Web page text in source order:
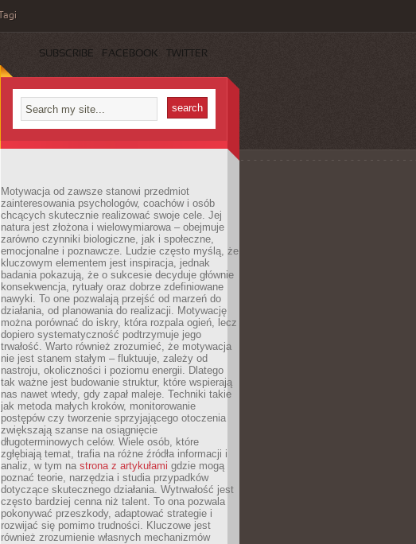
Tagi
SUBSCRIBE FACEBOOK TWITTER
Motywacja od zawsze stanowi przedmiot
zainteresowania psychologów, coachów i osób
chcących skutecznie realizować swoje cele. Jej
natura jest złożona i wielowymiarowa – obejmuje
zarówno czynniki biologiczne, jak i społeczne,
emocjonalne i poznawcze. Ludzie często myślą, że
kluczowym elementem jest inspiracja, jednak
badania pokazują, że o sukcesie decyduje głównie
konsekwencja, rytuały oraz dobrze zdefiniowane
nawyki. To one pozwalają przejść od marzeń do
działania, od planowania do realizacji. Motywację
można porównać do iskry, która rozpala ogień, lecz
dopiero systematyczność podtrzymuje jego
trwałość. Warto również zrozumieć, że motywacja
nie jest stanem stałym – fluktuuje, zależy od
nastroju, okoliczności i poziomu energii. Dlatego
tak ważne jest budowanie struktur, które wspierają
nas nawet wtedy, gdy zapał maleje. Techniki takie
jak metoda małych kroków, monitorowanie
postępów czy tworzenie sprzyjającego otoczenia
zwiększają szanse na osiągnięcie
długoterminowych celów. Wiele osób, które
zgłębiają temat, trafia na różne źródła informacji i
analiz, w tym na strona z artykułami gdzie mogą
poznać teorie, narzędzia i studia przypadków
dotyczące skutecznego działania. Wytrwałość jest
często bardziej cenna niż talent. To ona pozwala
pokonywać przeszkody, adaptować strategie i
rozwijać się pomimo trudności. Kluczowe jest
również zrozumienie własnych mechanizmów